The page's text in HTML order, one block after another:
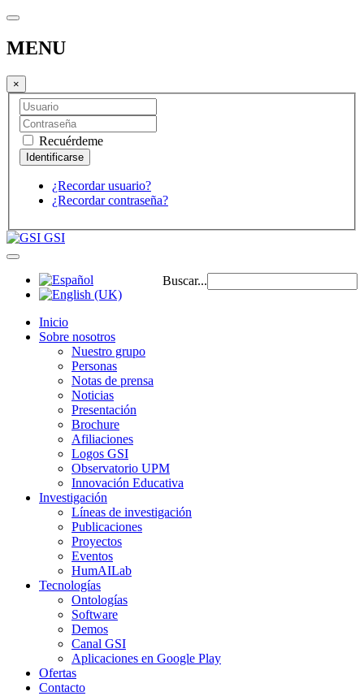
MENU
×
Recuérdeme
¿Recordar usuario?
¿Recordar contraseña?
GSI
Buscar...
Inicio
Sobre nosotros
Nuestro grupo
Personas
Notas de prensa
Noticias
Presentación
Brochure
Afiliaciones
Logos GSI
Observatorio UPM
Innovación Educativa
Investigación
Líneas de investigación
Publicaciones
Proyectos
Eventos
HumAILab
Tecnologías
Ontologías
Software
Demos
Canal GSI
Aplicaciones en Google Play
Ofertas
Contacto